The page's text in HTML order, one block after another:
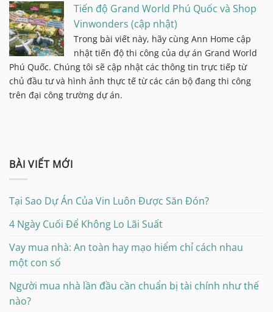
Tiến độ Grand World Phú Quốc và Shop
Vinwonders (cập nhật)
Trong bài viết này, hãy cùng Ann Home cập
nhật tiến độ thi công của dự án Grand World
Phú Quốc. Chúng tôi sẽ cập nhật các thông tin trực tiếp từ
chủ đầu tư và hình ảnh thực tế từ các cán bộ đang thi công
trên đại công trường dự án.
BÀI VIẾT MỚI
Tại Sao Dự Án Của Vin Luôn Được Săn Đón?
4 Ngày Cuối Để Không Lo Lãi Suất
Vay mua nhà: An toàn hay mạo hiểm chỉ cách nhau
một con số
Người mua nhà lần đầu cần chuẩn bị tài chính như thế
nào?